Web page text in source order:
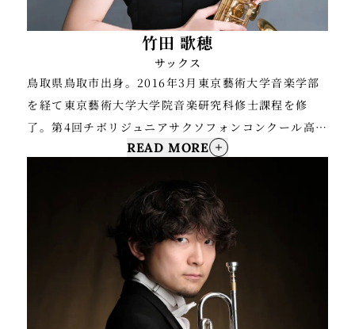
竹田 歌穂
サックス
鳥取県鳥取市出身。2016年3月東京藝術大学音楽学部
を経て東京藝術大学大学院音楽研究科修士課程を修
了。第4回チボリジュニアサクソフォンコンクール高校
の部第1位、第2回鳥取県クラシックアーティストオー
楽器コンクール第5位、市川市文化振興財団第31回新
人演奏家コンクール管打楽器の部優秀賞(第2位)など多
数受賞。また第11回日本サクソフォン協会新人演奏会
や、平成27年度東京藝術大学室内楽試験により木曜コ
ンサートに選抜され出演。2025年にはハクジュホール
にてバリトンサクソフォンリサイタルを開催、好評を
READ MORE